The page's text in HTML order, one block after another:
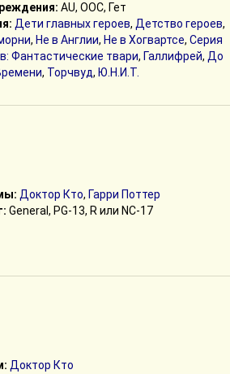
AU, ООС, Гет
Дети главных героев, Детство героев,
, Не в Англии, Не в Хогвартсе, Серия
Фантастические твари, Галлифрей, До
, Торчвуд, Ю.Н.И.Т.
Доктор Кто, Гарри Поттер
General, PG-13, R или NC-17
Доктор Кто